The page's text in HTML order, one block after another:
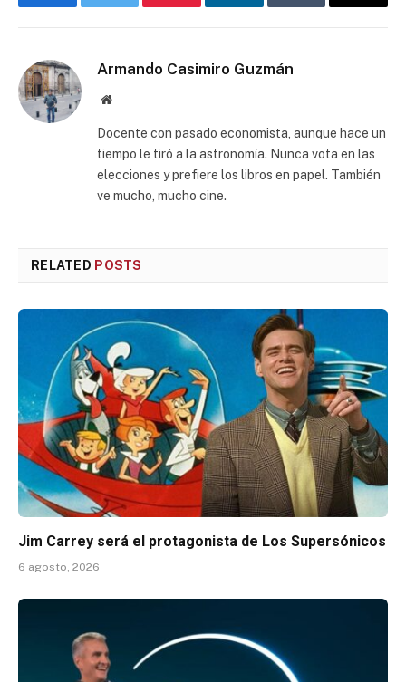
FacebookTwitter Pinterest LinkedInTumblr Email
Armando Casimiro Guzmán
Website
Docente con pasado economista, aunque hace un
tiempo le tiró a la astronomía. Nunca vota en las
elecciones y prefiere los libros en papel. También
ve mucho, mucho cine.
RELATED POSTS
Jim Carrey será el protagonista de Los Supersónicos
6 agosto, 2026